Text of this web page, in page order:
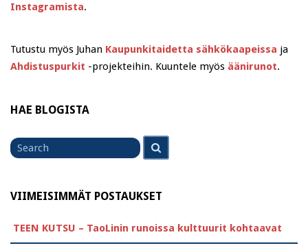
Instagramista.
Tutustu myös Juhan Kaupunkitaidetta sähkökaapeissa ja
Ahdistuspurkit -projekteihin. Kuuntele myös äänirunot.
HAE BLOGISTA
Search
for
VIIMEISIMMÄT POSTAUKSET
TEEN KUTSU – TaoLinin runoissa kulttuurit kohtaavat